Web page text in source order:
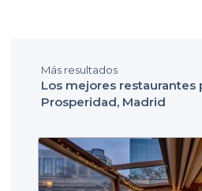
Más resultados
Los mejores restaurantes
Prosperidad, Madrid